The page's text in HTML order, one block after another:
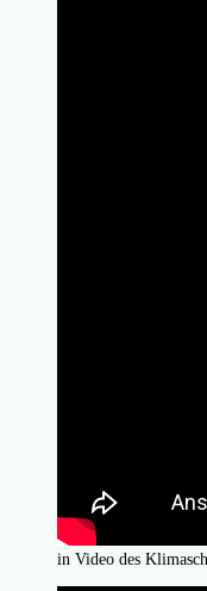
in Video des